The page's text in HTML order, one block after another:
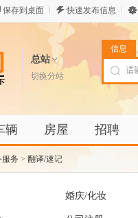
保存到桌面 快速发布信息
总站
切换分站
信息
辆 房屋 招聘
服务 > 翻译/速记
婚庆/化妆